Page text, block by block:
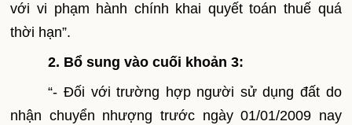
với vi phạm hành chính khai quyết toán thuế quá
thời hạn”.
2. Bổ sung vào cuối khoản 3:
“- Đối với trường hợp người sử dụng đất do
nhận chuyển nhượng trước ngày 01/01/2009 nay